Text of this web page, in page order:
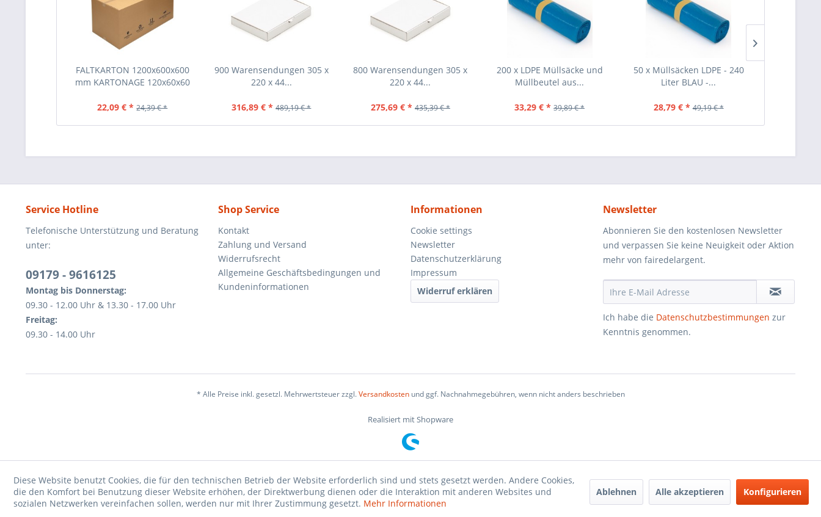
FALTKARTON 1200x600x600
mm KARTONAGE 120x60x60
22,09 € * 24,39 € *
900 Warensendungen 305 x
220 x 44...
316,89 € * 489,19 € *
800 Warensendungen 305 x
220 x 44...
275,69 € * 435,39 € *
200 x LDPE Müllsäcke und
Müllbeutel aus...
33,29 € * 39,89 € *
50 x Müllsäcken LDPE - 240
Liter BLAU -...
28,79 € * 49,19 € *
Service Hotline
Telefonische Unterstützung und Beratung
unter:
09179 - 9616125
Montag bis Donnerstag:
09.30 - 12.00 Uhr & 13.30 - 17.00 Uhr
Freitag:
09.30 - 14.00 Uhr
Shop Service
Kontakt
Zahlung und Versand
Widerrufsrecht
Allgemeine Geschäftsbedingungen und
Kundeninformationen
Informationen
Cookie settings
Newsletter
Datenschutzerklärung
Impressum
Widerruf erklären
Newsletter
Abonnieren Sie den kostenlosen Newsletter
und verpassen Sie keine Neuigkeit oder Aktion
mehr von fairedelargent.
Ich habe die Datenschutzbestimmungen zur
Kenntnis genommen.
* Alle Preise inkl. gesetzl. Mehrwertsteuer zzgl.Versandkostenund ggf. Nachnahmegebühren, wenn nicht anders beschrieben
Realisiert mit Shopware
Diese Website benutzt Cookies, die für den technischen Betrieb der Website erforderlich sind und stets gesetzt werden. Andere Cookies,
die den Komfort bei Benutzung dieser Website erhöhen, der Direktwerbung dienen oder die Interaktion mit anderen Websites und
sozialen Netzwerken vereinfachen sollen, werden nur mit Ihrer Zustimmung gesetzt. Mehr Informationen
Ablehnen Alle akzeptieren Konfigurieren